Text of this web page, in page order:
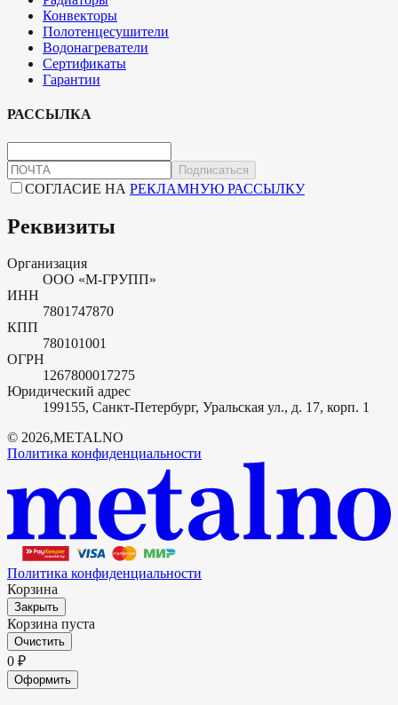
Конвекторы
Полотенцесушители
Водонагреватели
Сертификаты
Гарантии
РАССЫЛКА
Подписаться
СОГЛАСИЕ НА РЕКЛАМНУЮ РАССЫЛКУ
Реквизиты
Организация
ООО «М-ГРУПП»
ИНН
7801747870
КПП
780101001
ОГРН
1267800017275
Юридический адрес
199155, Санкт-Петербург, Уральская ул., д. 17, корп. 1
© 2026,METALNO
Политика конфиденциальности
Политика конфиденциальности
Корзина
Закрыть
Корзина пуста
Очистить
0 ₽
Оформить